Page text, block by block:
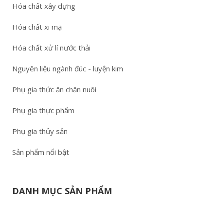
Hóa chất xây dựng
Hóa chất xi mạ
Hóa chất xử lí nước thải
Nguyên liệu ngành đúc - luyện kim
Phụ gia thức ăn chăn nuôi
Phụ gia thực phẩm
Phụ gia thủy sản
Sản phẩm nổi bật
DANH MỤC SẢN PHẨM